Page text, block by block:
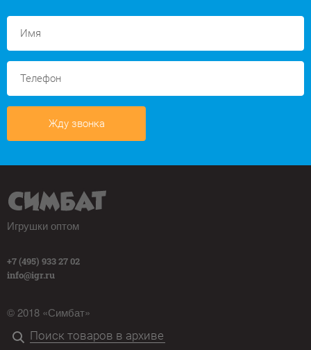
Жду звонка
Игрушки оптом
+7 (495) 933 27 02
info@igr.ru
© 2018 «Симбат»